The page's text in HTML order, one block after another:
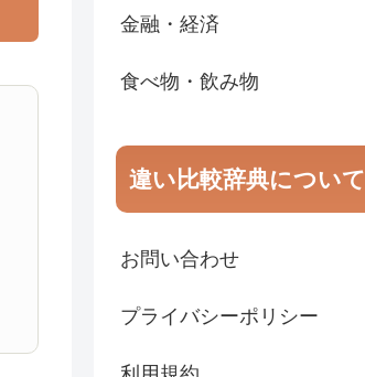
金融・経済
食べ物・飲み物
違い比較辞典について
お問い合わせ
プライバシーポリシー